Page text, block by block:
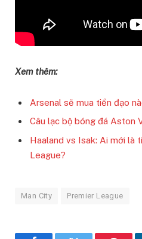
Xem thêm:
Arsenal sẽ mua tiền đạo
Câu lạc bộ bóng đá Aston
Haaland vs Isak: Ai mới là
League?
Man City Premier League